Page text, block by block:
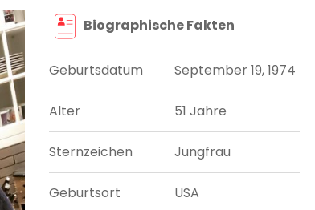
Biographische Fakten
Geburtsdatum September 19, 1974
Alter 51 Jahre
Sternzeichen Jungfrau
Geburtsort USA